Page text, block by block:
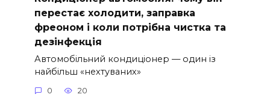
перестає холодити, заправка
фреоном і коли потрібна чистка та
дезінфекція
Автомобільний кондиціонер — один із
найбільш «нехтуваних»
0 20